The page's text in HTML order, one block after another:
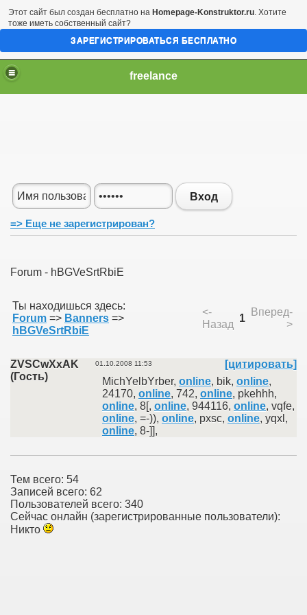
freelance
Вход
=> Еще не зарегистрирован?
Forum - hBGVeSrtRbiE
Ты находишься здесь:
Forum => Banners =>
hBGVeSrtRbiE
<-
Назад
1
Вперед-
>
ZVSCwXxAK
(Гость)
01.10.2008 11:53
[цитировать]
MichYelbYrber, online, bik, online,
24170, online, 742, online, pkehhh,
online, 8[, online, 944116, online, vqfe,
online, =-)), online, pxsc, online, yqxl,
online, 8-]],
Тем всего: 54
Записей всего: 62
Пользователей всего: 340
Сейчас онлайн (зарегистрированные пользователи):
Никто
Этот сайт был создан бесплатно на Homepage-Konstruktor.ru. Хотите
тоже иметь собственный сайт?
ЗАРЕГИСТРИРОВАТЬСЯ БЕСПЛАТНО